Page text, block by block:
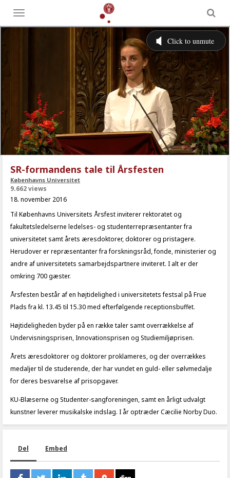
Toggle
menu
SR-formandens tale til Årsfesten
Københavns Universitet
9.662 views
18. november 2016
Til Københavns Universitets Årsfest inviterer rektoratet og
fakultetsledelserne ledelses- og studenterrepræsentanter fra
universitetet samt årets æresdoktorer, doktorer og pristagere.
Herudover er repræsentanter fra forskningsråd, fonde, ministerier og
andre af universitetets samarbejdspartnere inviteret. I alt er der
omkring 700 gæster.
Årsfesten består af en højtidelighed i universitetets festsal på Frue
Plads fra kl. 13.45 til 15.30 med efterfølgende receptionsbuffet.
Højtideligheden byder på en række taler samt overrækkelse af
Undervisningsprisen, Innovationsprisen og Studiemiljøprisen.
Årets æresdoktorer og doktorer proklameres, og der overrækkes
medaljer til de studerende, der har vundet en guld- eller sølvmedalje
for deres besvarelse af prisopgaver.
KU-Blæserne og Studenter-sangforeningen, samt en årligt udvalgt
kunstner leverer musikalske indslag. I år optræder Cæcilie Norby Duo.
Del Embed